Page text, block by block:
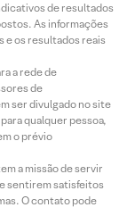
de resultados
As informações
e os resultados reais
a rede de
de
ser divulgado no site
qualquer pessoa,
o prévio
a missão de servir
sentirem satisfeitos
O contato pode